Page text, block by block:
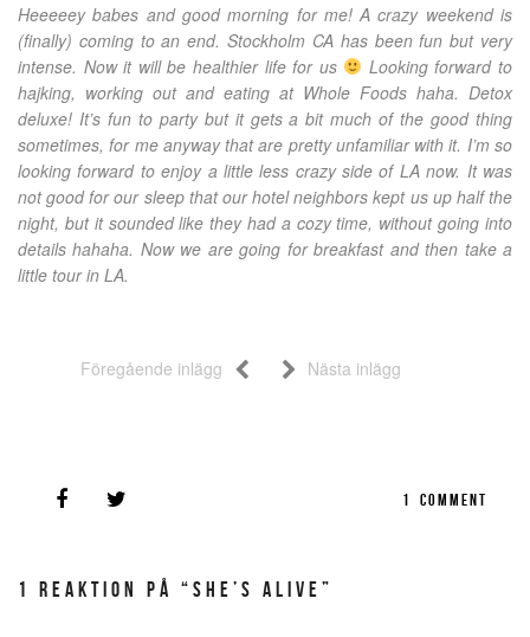
Heeeeey babes and good morning for me! A crazy weekend is
(finally) coming to an end. Stockholm CA has been fun but very
intense. Now it will be healthier life for us
Looking forward to
hajking, working out and eating at Whole Foods haha. Detox
deluxe! It’s fun to party but it gets a bit much of the good thing
sometimes, for me anyway that are pretty unfamiliar with it. I’m so
looking forward to enjoy a little less crazy side of LA now. It was
not good for our sleep that our hotel neighbors kept us up half the
night, but it sounded like they had a cozy time, without going into
details hahaha. Now we are going for breakfast and then take a
little tour in LA.
Föregående inlägg Nästa inlägg
1 COMMENT
1 REAKTION PÅ “SHE’S ALIVE”